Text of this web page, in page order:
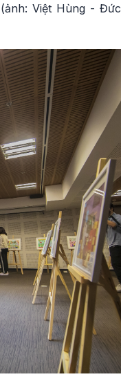
Việt Hùng - Đức